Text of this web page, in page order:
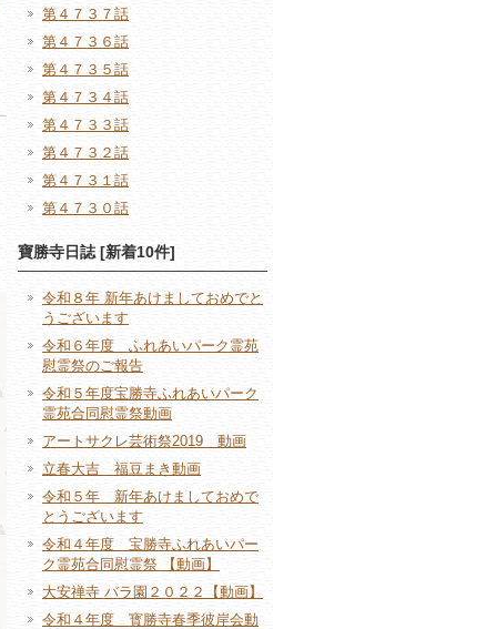
第４７３７話
第４７３６話
第４７３５話
第４７３４話
第４７３３話
第４７３２話
第４７３１話
第４７３０話
寶勝寺日誌 [新着10件]
令和８年 新年あけましておめでと
うございます
令和６年度 ふれあいパーク霊苑
慰霊祭のご報告
令和５年度宝勝寺ふれあいパーク
霊苑合同慰霊祭動画
アートサクレ芸術祭2019 動画
立春大吉 福豆まき動画
令和５年 新年あけましておめで
とうございます
令和４年度 宝勝寺ふれあいパー
ク霊苑合同慰霊祭 【動画】
大安禅寺 バラ園２０２２【動画】
令和４年度 寳勝寺春季彼岸会動